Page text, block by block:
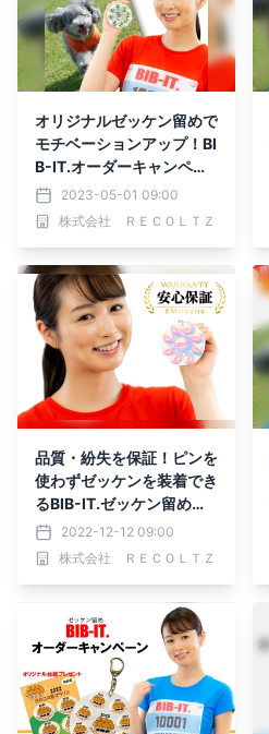
オリジナルゼッケン留めで
モチベーションアップ！BI
B-IT.オーダーキャンペー
ン開催2023-05-01 09:00
株式会社 ＲＥＣＯＬＴＺ
品質・紛失を保証！ピンを
使わずゼッケンを装着でき
るBIB-IT.ゼッケン留めが
安心保証サービスを開始
2022-12-12 09:00
株式会社 ＲＥＣＯＬＴＺ